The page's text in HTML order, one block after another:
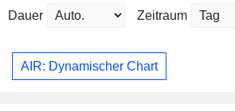
Dauer Zeitraum
AIR: Dynamischer Chart